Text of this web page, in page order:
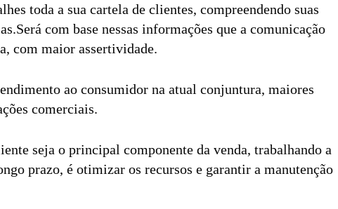
toda a sua cartela de clientes, compreendendo suas
com base nessas informações que a comunicação
com maior assertividade.
ao consumidor na atual conjuntura, maiores
comerciais.
seja o principal componente da venda, trabalhando a
prazo, é otimizar os recursos e garantir a manutenção